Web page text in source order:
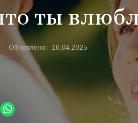
ты
Обновлено: 16.04.2025